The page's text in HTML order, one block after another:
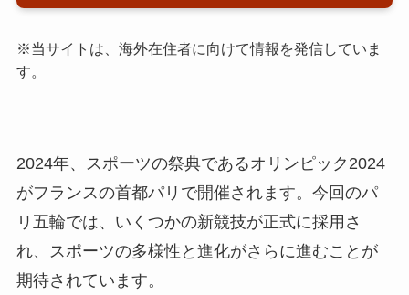
※当サイトは、海外在住者に向けて情報を発信していま
す。
2024年、スポーツの祭典であるオリンピック2024
がフランスの首都パリで開催されます。今回のパ
リ五輪では、いくつかの新競技が正式に採用さ
れ、スポーツの多様性と進化がさらに進むことが
期待されています。